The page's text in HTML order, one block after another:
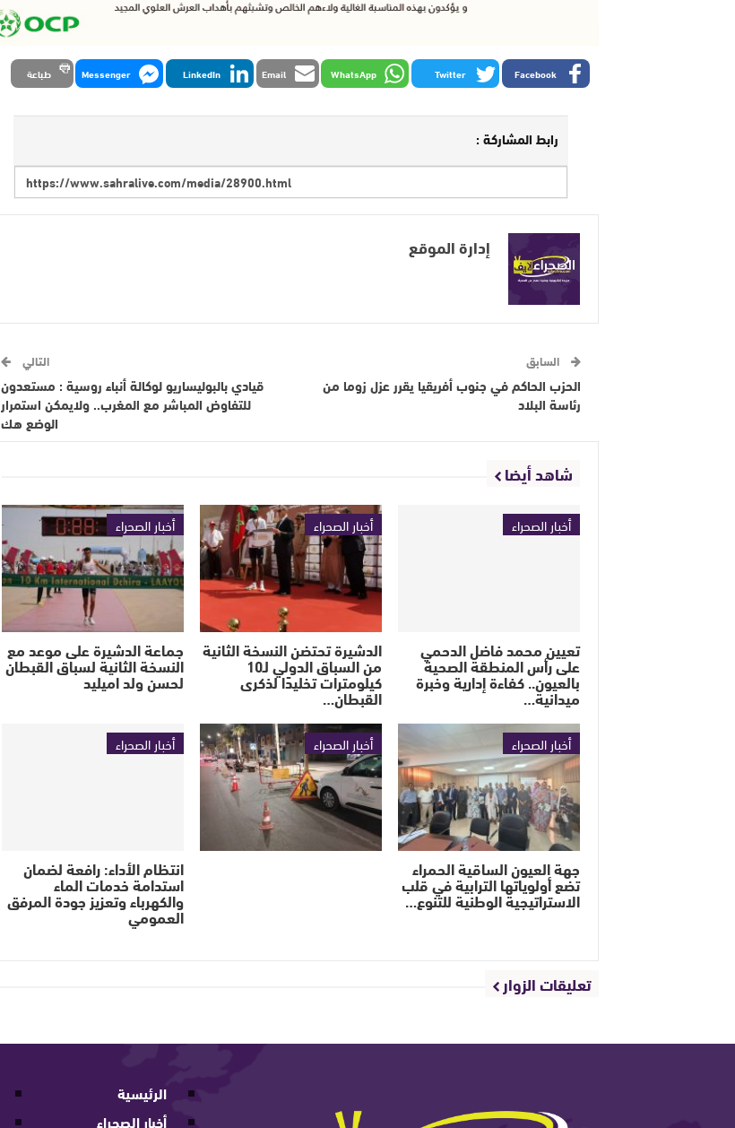
Facebook
Twitter
WhatsApp
Email
LinkedIn
Messenger طباعة
رابط المشاركة :
إدارة الموقع
السابق
الحزب الحاكم في جنوب أفريقيا يقرر عزل زوما من
رئاسة البلاد
التالي
قيادي بالبوليساريو لوكالة أنباء روسية : مستعدون
للتفاوض المباشر مع المغرب.. ولايمكن استمرار
الوضع هك
شاهد أيضا
أخبار الصحراء
تعيين محمد فاضل الدحمي
على رأس المنطقة الصحية
بالعيون.. كفاءة إدارية وخبرة
ميدانية…
أخبار الصحراء
الدشيرة تحتضن النسخة الثانية
من السباق الدولي لـ10
كيلومترات تخليدًا لذكرى
القبطان…
أخبار الصحراء
جماعة الدشيرة على موعد مع
النسخة الثانية لسباق القبطان
لحسن ولد اميليد
أخبار الصحراء
جهة العيون الساقية الحمراء
تضع أولوياتها الترابية في قلب
الاستراتيجية الوطنية للتنوع…
أخبار الصحراء أخبار الصحراء
انتظام الأداء: رافعة لضمان
استدامة خدمات الماء
والكهرباء وتعزيز جودة المرفق
العمومي
تعليقات الزوار
الرئيسية
أخبار الصحراء